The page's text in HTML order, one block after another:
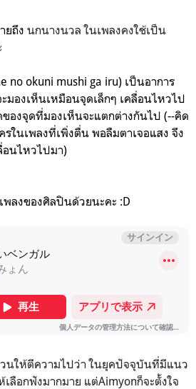
ยถึง นกนางนวล ในเพลงคงใช้เป็น
no okuni mushi ga iru) เป็นอาการ
มองเห็นเหมือนจุดเล็กๆ เคลื่อนไหวไป
องจุดที่มองเห็นจะแตกต่างกันไป (--คิด
ในเพลงที่เพิ่งตื่น พอลืมตาเจอแสง จึง
อนไหวไปมา)
ลงของศิลปินด้วยนะคะ :D
นให้ตีความไปว่า ในยุคปัจจุบันที่มีแนว
ลือกฟังมากมาย แต่Aimyonก็จะตั้งใจ